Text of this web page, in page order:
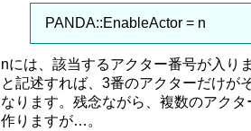
PANDA::EnableActor = n
nには、該当するアクター番号が入り
と記述すれば、3番のアクターだけが
なります。残念ながら、複数のアク
作りますが…。